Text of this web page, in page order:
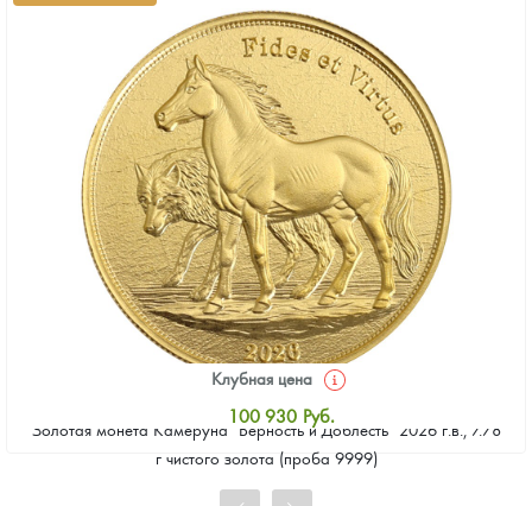
Золотая монета Камеруна "Верность и Доблесть" 2026 г.в., 7.78
г чистого золота (проба 9999)
Клубная цена
100 930 Руб.
Стандартная цена